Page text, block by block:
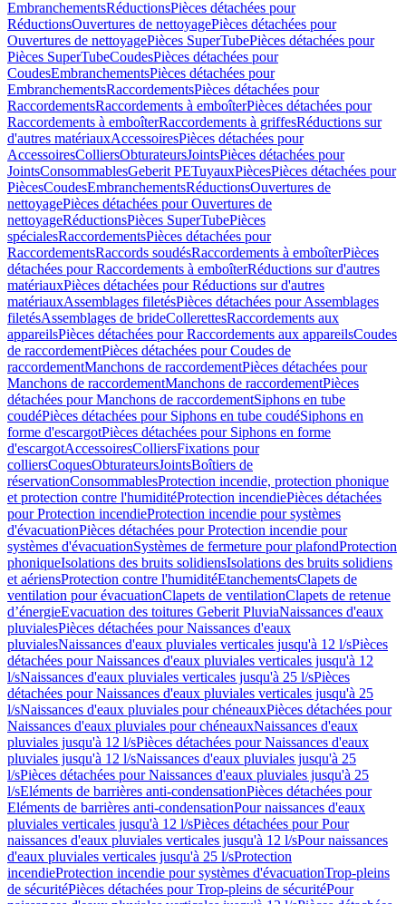
EmbranchementsRéductionsPièces détachées pour
RéductionsOuvertures de nettoyagePièces détachées pour
Ouvertures de nettoyagePièces SuperTubePièces détachées pour
Pièces SuperTubeCoudesPièces détachées pour
CoudesEmbranchementsPièces détachées pour
EmbranchementsRaccordementsPièces détachées pour
RaccordementsRaccordements à emboîterPièces détachées pour
Raccordements à emboîterRaccordements à griffesRéductions sur
d'autres matériauxAccessoiresPièces détachées pour
AccessoiresColliersObturateursJointsPièces détachées pour
JointsConsommablesGeberit PETuyauxPiècesPièces détachées pour
PiècesCoudesEmbranchementsRéductionsOuvertures de
nettoyagePièces détachées pour Ouvertures de
nettoyageRéductionsPièces SuperTubePièces
spécialesRaccordementsPièces détachées pour
RaccordementsRaccords soudésRaccordements à emboîterPièces
détachées pour Raccordements à emboîterRéductions sur d'autres
matériauxPièces détachées pour Réductions sur d'autres
matériauxAssemblages filetésPièces détachées pour Assemblages
filetésAssemblages de brideCollerettesRaccordements aux
appareilsPièces détachées pour Raccordements aux appareilsCoudes
de raccordementPièces détachées pour Coudes de
raccordementManchons de raccordementPièces détachées pour
Manchons de raccordementManchons de raccordementPièces
détachées pour Manchons de raccordementSiphons en tube
coudéPièces détachées pour Siphons en tube coudéSiphons en
forme d'escargotPièces détachées pour Siphons en forme
d'escargotAccessoiresColliersFixations pour
colliersCoquesObturateursJointsBoîtiers de
réservationConsommablesProtection incendie, protection phonique
et protection contre l'humiditéProtection incendiePièces détachées
pour Protection incendieProtection incendie pour systèmes
d'évacuationPièces détachées pour Protection incendie pour
systèmes d'évacuationSystèmes de fermeture pour plafondProtection
phoniqueIsolations des bruits solidiensIsolations des bruits solidiens
et aériensProtection contre l'humiditéEtanchementsClapets de
ventilation pour évacuationClapets de ventilationClapets de retenue
d’énergieEvacuation des toitures Geberit PluviaNaissances d'eaux
pluvialesPièces détachées pour Naissances d'eaux
pluvialesNaissances d'eaux pluviales verticales jusqu'à 12 l/sPièces
détachées pour Naissances d'eaux pluviales verticales jusqu'à 12
l/sNaissances d'eaux pluviales verticales jusqu'à 25 l/sPièces
détachées pour Naissances d'eaux pluviales verticales jusqu'à 25
l/sNaissances d'eaux pluviales pour chéneauxPièces détachées pour
Naissances d'eaux pluviales pour chéneauxNaissances d'eaux
pluviales jusqu'à 12 l/sPièces détachées pour Naissances d'eaux
pluviales jusqu'à 12 l/sNaissances d'eaux pluviales jusqu'à 25
l/sPièces détachées pour Naissances d'eaux pluviales jusqu'à 25
l/sEléments de barrières anti-condensationPièces détachées pour
Eléments de barrières anti-condensationPour naissances d'eaux
pluviales verticales jusqu'à 12 l/sPièces détachées pour Pour
naissances d'eaux pluviales verticales jusqu'à 12 l/sPour naissances
d'eaux pluviales verticales jusqu'à 25 l/sProtection
incendieProtection incendie pour systèmes d'évacuationTrop-pleins
de sécuritéPièces détachées pour Trop-pleins de sécuritéPour